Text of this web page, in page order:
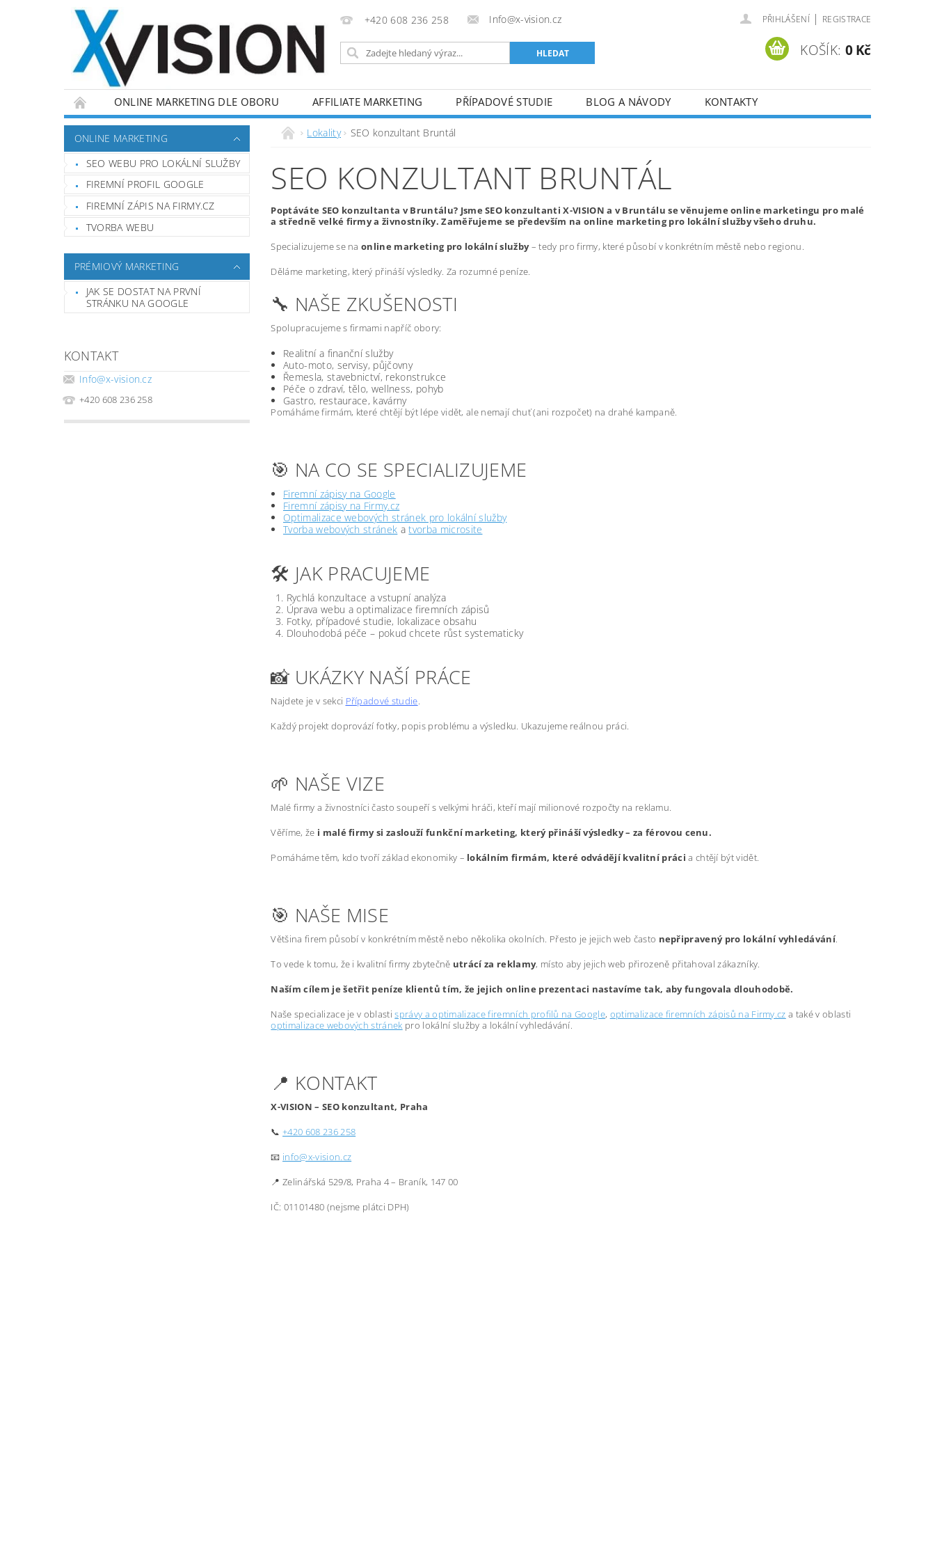
+420 608 236 258 Info@x-vision.cz PŘIHLÁŠENÍ | REGISTRACE
KOŠÍK: 0 Kč
ONLINE MARKETING DLE OBORU AFFILIATE MARKETING PŘÍPADOVÉ STUDIE BLOG A NÁVODY KONTAKTY
ONLINE MARKETING
SEO WEBU PRO LOKÁLNÍ SLUŽBY
FIREMNÍ PROFIL GOOGLE
FIREMNÍ ZÁPIS NA FIRMY.CZ
TVORBA WEBU
PRÉMIOVÝ MARKETING
JAK SE DOSTAT NA PRVNÍ
STRÁNKU NA GOOGLE
KONTAKT
Info@x-vision.cz
+420 608 236 258
Lokality SEO konzultant Bruntál
SEO KONZULTANT BRUNTÁL
Poptáváte SEO konzultanta v Bruntálu? Jsme SEO konzultanti X-VISION a v Bruntálu se věnujeme online marketingu pro malé
a středně velké firmy a živnostníky. Zaměřujeme se především na online marketing pro lokální služby všeho druhu.
Specializujeme se naonline marketing pro lokální služby– tedy pro firmy, které působí v konkrétním městě nebo regionu.
Děláme marketing, který přináší výsledky. Za rozumné peníze.
🔧 NAŠE ZKUŠENOSTI
Spolupracujeme s firmami napříč obory:
Realitní a finanční služby
Auto-moto, servisy, půjčovny
Řemesla, stavebnictví, rekonstrukce
Péče o zdraví, tělo, wellness, pohyb
Gastro, restaurace, kavárny
Pomáháme firmám, které chtějí být lépe vidět, ale nemají chuť (ani rozpočet) na drahé kampaně.
🎯 NA CO SE SPECIALIZUJEME
Firemní zápisy na Google
Firemní zápisy na Firmy.cz
Optimalizace webových stránek pro lokální služby
Tvorba webových stránek atvorba microsite
🛠️ JAK PRACUJEME
Rychlá konzultace a vstupní analýza
Úprava webu a optimalizace firemních zápisů
Fotky, případové studie, lokalizace obsahu
Dlouhodobá péče – pokud chcete růst systematicky
📸 UKÁZKY NAŠÍ PRÁCE
Najdete je v sekci Případové studie.
Každý projekt doprovází fotky, popis problému a výsledku. Ukazujeme reálnou práci.
🌱 NAŠE VIZE
Malé firmy a živnostníci často soupeří s velkými hráči, kteří mají milionové rozpočty na reklamu.
Věříme, že i malé firmy si zaslouží funkční marketing, který přináší výsledky – za férovou cenu.
Pomáháme těm, kdo tvoří základ ekonomiky – lokálním firmám, které odvádějí kvalitní práci a chtějí být vidět.
🎯 NAŠE MISE
Většina firem působí v konkrétním městě nebo několika okolních. Přesto je jejich web často nepřipravený pro lokální vyhledávání.
To vede k tomu, že i kvalitní firmy zbytečně utrácí za reklamy, místo aby jejich web přirozeně přitahoval zákazníky.
Naším cílem je šetřit peníze klientů tím, že jejich online prezentaci nastavíme tak, aby fungovala dlouhodobě.
Naše specializace je v oblastisprávy a optimalizace firemních profilů na Google, optimalizace firemních zápisů na Firmy.cz a také v oblasti
optimalizace webových stránek pro lokální služby a lokální vyhledávání.
📍 KONTAKT
X-VISION – SEO konzultant, Praha
📞+420 608 236 258
📧 info@x-vision.cz
📍 Zelinářská 529/8, Praha 4 – Braník, 147 00
IČ: 01101480 (nejsme plátci DPH)